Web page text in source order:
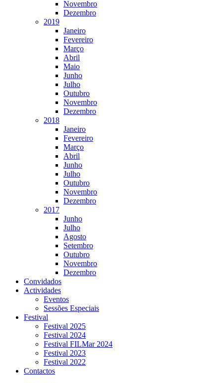
Novembro
Dezembro
2019
Janeiro
Fevereiro
Março
Abril
Maio
Junho
Julho
Outubro
Novembro
Dezembro
2018
Janeiro
Fevereiro
Março
Abril
Junho
Julho
Outubro
Novembro
Dezembro
2017
Junho
Julho
Agosto
Setembro
Outubro
Novembro
Dezembro
Convidados
Actividades
Eventos
Sessões Especiais
Festival
Festival 2025
Festival 2024
Festival FILMar 2024
Festival 2023
Festival 2022
Contactos